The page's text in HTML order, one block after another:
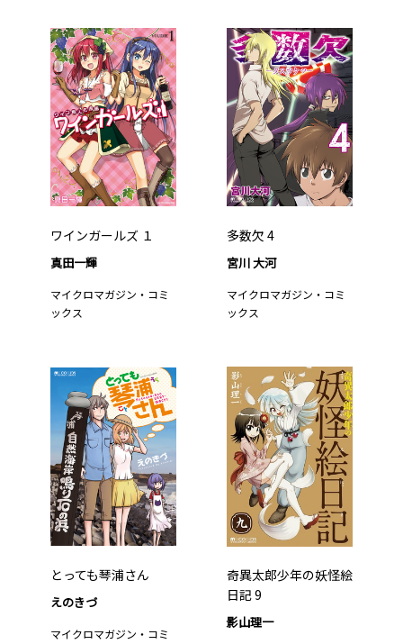
ワインガールズ １
真田一輝
マイクロマガジン・コミ
ックス
多数欠 4
宮川 大河
マイクロマガジン・コミ
ックス
とっても琴浦さん
えのきづ
マイクロマガジン・コミ
奇異太郎少年の妖怪絵
日記 9
影山理一